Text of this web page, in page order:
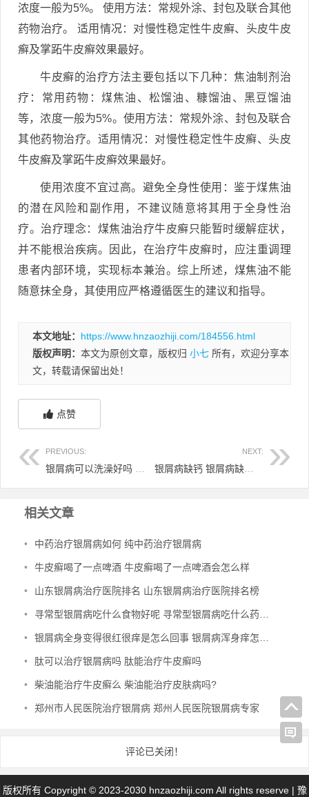
浓度一般为5%。 使用方法：常规外涂、封包及联合其他
药物治疗。 适用情况：对慢性稳定性牛皮癣、头皮牛皮
癣及掌跖牛皮癣效果最好。
牛皮癣的治疗方法主要包括以下几种：焦油制剂治
疗：常用药物：煤焦油、松馏油、糠馏油、黑豆馏油
等，浓度一般为5%。使用方法：常规外涂、封包及联合
其他药物治疗。适用情况：对慢性稳定性牛皮癣、头皮
牛皮癣及掌跖牛皮癣效果最好。
使用浓度不宜过高。避免全身性使用：鉴于煤焦油
的潜在风险和副作用，不建议随意将其用于全身性治
疗。治疗理念：煤焦油治疗牛皮癣只能暂时缓解症状，
并不能根治疾病。因此，在治疗牛皮癣时，应注重调理
患者内部环境，实现标本兼治。综上所述，煤焦油不能
随意抹全身，其使用应严格遵循医生的建议和指导。
本文地址： https://www.hnzaozhiji.com/184556.html
版权声明： 本文为原创文章，版权归 小七 所有，欢迎分享本
文，转载请保留出处！
点赞
PREVIOUS: NEXT:
银屑病缺钙 银屑病缺锌吗
相关文章
• 中药治疗银屑病如何 纯中药治疗银屑病
• 牛皮癣喝了一点啤酒 牛皮癣喝了一点啤酒会怎么样
• 山东银屑病治疗医院排名 山东银屑病治疗医院排名榜
• 寻常型银屑病吃什么食物好呢 寻常型银屑病吃什么药效果好
• 银屑病全身变得很红很痒是怎么回事 银屑病浑身痒怎么办
• 肽可以治疗银屑病吗 肽能治疗牛皮癣吗
• 柴油能治疗牛皮癣么 柴油能治疗皮肤病吗?
• 郑州市人民医院治疗银屑病 郑州人民医院银屑病专家
评论已关闭！
版权所有 Copyright © 2023-2030 hnzaozhiji.com All rights reserve | 豫